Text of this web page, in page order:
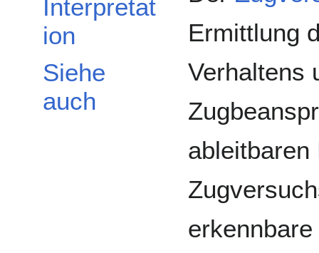
Interpretat
ion
Siehe
auch
Ermittlung
Verhaltens
ableitbaren